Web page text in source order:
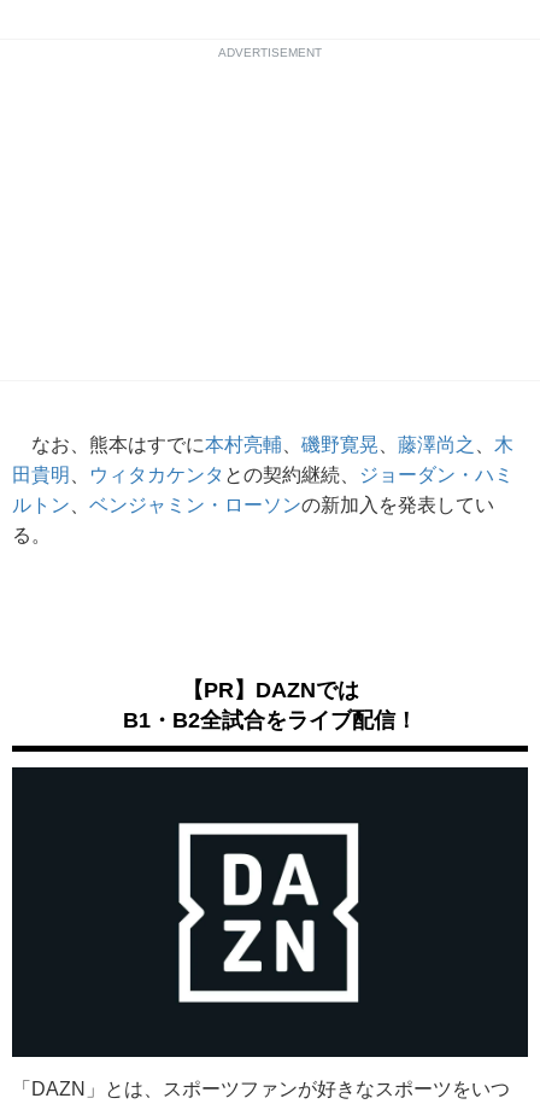
ADVERTISEMENT
なお、熊本はすでに本村亮輔 磯野寛晃 藤澤尚之
木
田貴明
ウィタカケンタ との契約継続、
ジョーダン・ハミ
ルトン
ベンジャミン・ローソンの新加入を発表してい
る。
【PR】DAZNでは
B1・B2全試合をライブ配信！
「DAZN」とは、スポーツファンが好きなスポーツをいつ